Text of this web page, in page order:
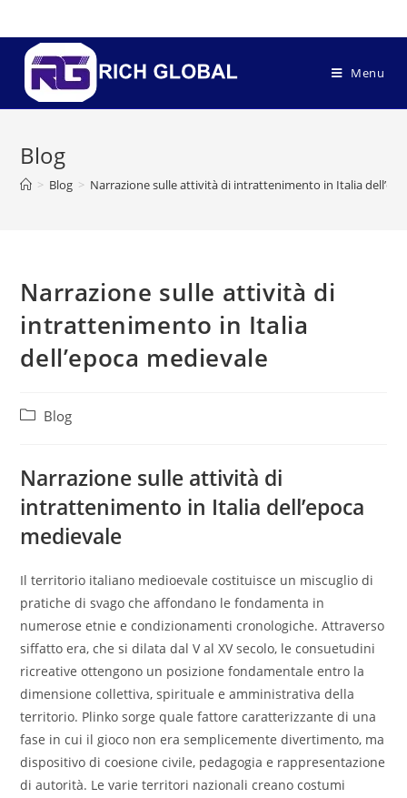
Menu
Blog
> Blog > Narrazione sulle attività di intrattenimento in Italia
Narrazione sulle attività di
intrattenimento in Italia
dell’epoca medievale
Blog
Narrazione sulle attività di
intrattenimento in Italia dell’epoca
medievale
Il territorio italiano medioevale costituisce un miscuglio di
pratiche di svago che affondano le fondamenta in
numerose etnie e condizionamenti cronologiche. Attraverso
siffatto era, che si dilata dal V al XV secolo, le consuetudini
ricreative ottengono un posizione fondamentale entro la
dimensione collettiva, spirituale e amministrativa della
territorio. Plinko sorge quale fattore caratterizzante di una
fase in cui il gioco non era semplicemente divertimento, ma
dispositivo di coesione civile, pedagogia e rappresentazione
di autorità. Le varie territori nazionali creano costumi